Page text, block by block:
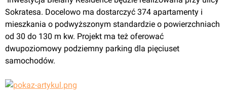
Sokratesa. Docelowo ma dostarczyć 374 apartamenty i
mieszkania o podwyższonym standardzie o powierzchniach
od 30 do 130 m kw. Projekt ma też oferować
dwupoziomowy podziemny parking dla pięciuset
samochodów.